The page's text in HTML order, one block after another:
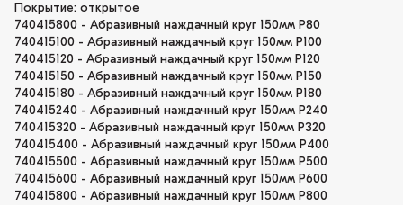
Покрытие: открытое
740415800 - Абразивный наждачный круг 150мм P80
740415100 - Абразивный наждачный круг 150мм P100
740415120 - Абразивный наждачный круг 150мм P120
740415150 - Абразивный наждачный круг 150мм P150
740415180 - Абразивный наждачный круг 150мм P180
740415240 - Абразивный наждачный круг 150мм P240
740415320 - Абразивный наждачный круг 150мм P320
740415400 - Абразивный наждачный круг 150мм P400
740415500 - Абразивный наждачный круг 150мм P500
740415600 - Абразивный наждачный круг 150мм P600
740415800 - Абразивный наждачный круг 150мм P800